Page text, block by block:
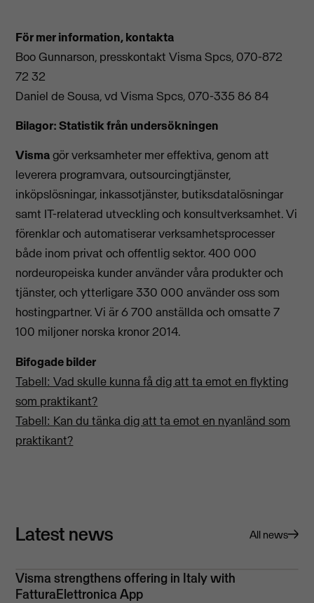
För mer information, kontakta
Boo Gunnarson, presskontakt Visma Spcs, 070-872
72 32
Daniel de Sousa, vd Visma Spcs, 070-335 86 84
Bilagor: Statistik från undersökningen
Vismagör verksamheter mer effektiva, genom att
leverera programvara, outsourcingtjänster,
inköpslösningar, inkassotjänster, butiksdatalösningar
samt IT-relaterad utveckling och konsultverksamhet. Vi
förenklar och automatiserar verksamhetsprocesser
både inom privat och offentlig sektor. 400 000
nordeuropeiska kunder använder våra produkter och
tjänster, och ytterligare 330 000 använder oss som
hostingpartner. Vi är 6 700 anställda och omsatte 7
100 miljoner norska kronor 2014.
Bifogade bilder
Tabell: Vad skulle kunna få dig att ta emot en flykting
som praktikant?
Tabell: Kan du tänka dig att ta emot en nyanländ som
praktikant?
Latest news All news
Visma strengthens offering in Italy with
FatturaElettronica App